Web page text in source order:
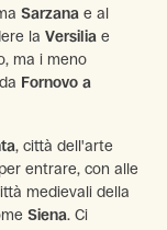
Sarzana e al
la Versilia e
ma i meno
Fornovo a
, città dell'arte
entrare, con alle
medievali della
Siena. Ci